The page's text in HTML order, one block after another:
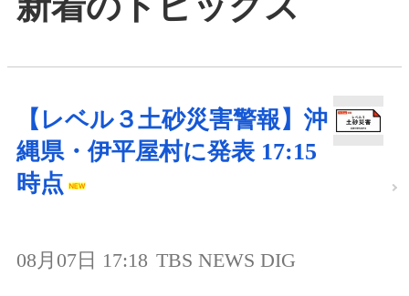
【レベル３土砂災害警報】沖
縄県・伊平屋村に発表 17:15
時点
08月07日 17:18 TBS NEWS DIG